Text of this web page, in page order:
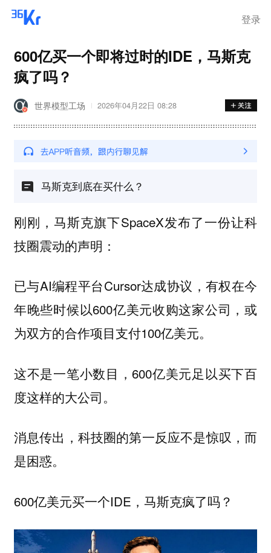
登录
600亿买一个即将过时的IDE，马斯克
疯了吗？
世界模型工场 2026年04月22日 08:28
马斯克到底在买什么？
刚刚，马斯克旗下SpaceX发布了一份让科
技圈震动的声明：
已与AI编程平台Cursor达成协议，有权在今
年晚些时候以600亿美元收购这家公司，或
为双方的合作项目支付100亿美元。
这不是一笔小数目，600亿美元足以买下百
度这样的大公司。
消息传出，科技圈的第一反应不是惊叹，而
是困惑。
600亿美元买一个IDE，马斯克疯了吗？